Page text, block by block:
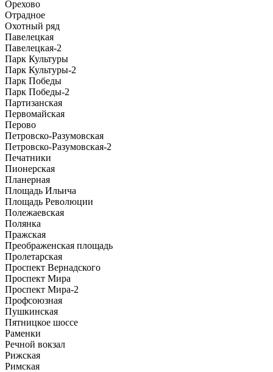
Орехово
Отрадное
Охотный ряд
Павелецкая
Павелецкая-2
Парк Культуры
Парк Культуры-2
Парк Победы
Парк Победы-2
Партизанская
Первомайская
Перово
Петровско-Разумовская
Петровско-Разумовская-2
Печатники
Пионерская
Планерная
Площадь Ильича
Площадь Революции
Полежаевская
Полянка
Пражская
Преображенская площадь
Пролетарская
Проспект Вернадского
Проспект Мира
Проспект Мира-2
Профсоюзная
Пушкинская
Пятницкое шоссе
Раменки
Речной вокзал
Рижская
Римская